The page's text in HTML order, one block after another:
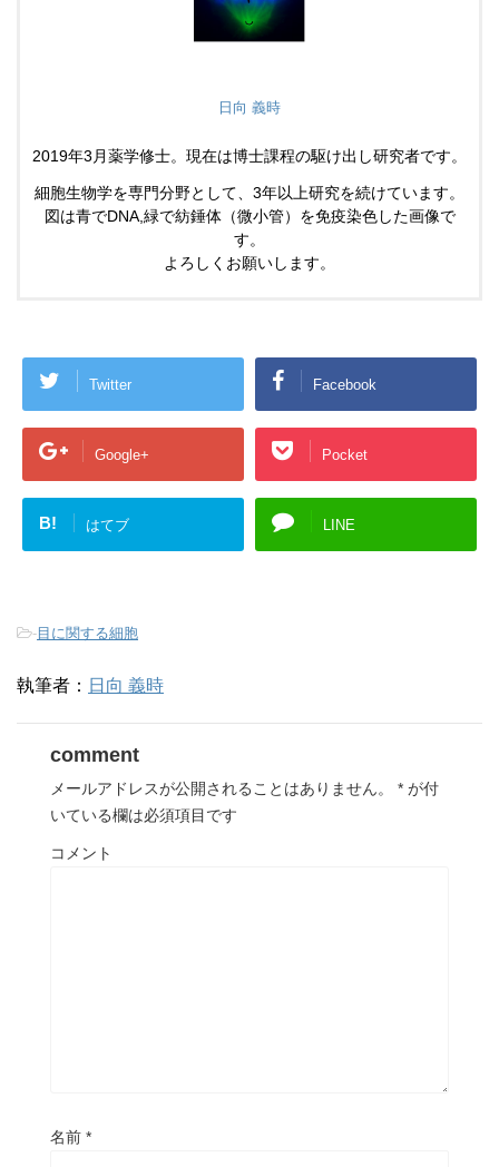
日向 義時
2019年3月薬学修士。現在は博士課程の駆け出し研究者です。
細胞生物学を専門分野として、3年以上研究を続けています。
図は青でDNA,緑で紡錘体（微小管）を免疫染色した画像で
す。
よろしくお願いします。
Twitter Facebook
Google+ Pocket
B! はてブ LINE
-目に関する細胞
執筆者： 日向 義時
comment
メールアドレスが公開されることはありません。 * が付
いている欄は必須項目です
コメント
名前 *